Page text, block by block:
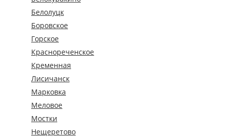
Белолуцк
Боровское
Горское
Краснореченское
Кременная
Лисичанск
Марковка
Меловое
Мостки
Нещеретово